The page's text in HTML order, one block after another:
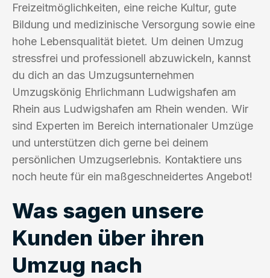
Freizeitmöglichkeiten, eine reiche Kultur, gute
Bildung und medizinische Versorgung sowie eine
hohe Lebensqualität bietet. Um deinen Umzug
stressfrei und professionell abzuwickeln, kannst
du dich an das Umzugsunternehmen
Umzugskönig Ehrlichmann Ludwigshafen am
Rhein aus Ludwigshafen am Rhein wenden. Wir
sind Experten im Bereich internationaler Umzüge
und unterstützen dich gerne bei deinem
persönlichen Umzugserlebnis. Kontaktiere uns
noch heute für ein maßgeschneidertes Angebot!
Was sagen unsere
Kunden über ihren
Umzug nach